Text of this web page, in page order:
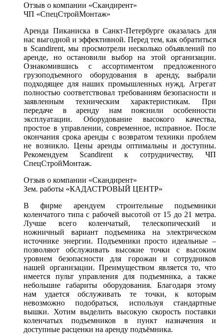
Отзыв о компании «Скандирент»
ЧП «СпецСтройМонтаж»
Аренда Пиканиска в Санкт-Петербурге оказалась для
нас выгодной и эффективной. Перед тем, как обратиться
в Scandirent, мы просмотрели несколько объявлений по
аренде, но остановили выбор на этой организации.
Ознакомившись с ассортиментом предложенного
грузоподъемного оборудования в аренду, выбрали
подходящее для наших промышленных нужд. Агрегат
полностью соответствовал требованиям безопасности и
заявленным техническим характеристикам. При
передаче в аренду нам пояснили особенности
эксплуатации. Оборудование высокого качества,
простое в управлении, современное, исправное. После
окончания срока аренды с возвратом техники проблем
не возникло. Цены аренды оптимальны и доступны.
Рекомендуем Scandirent к сотрудничеству, ЧП
СпецСтройМонтаж.
Отзыв о компании «Скандирент»
Зем. работы «КАДАСТРОВЫЙ ЦЕНТР»
В фирме арендуем строительные подъемники
коленчатого типа с рабочей высотой от 15 до 21 метра.
Лучше всего коленчатый, телескопический и
ножничный вариант подъемника на электрическом
источнике энергии. Подъемники просто идеальные –
позволяют обслуживать высокие точки с высоким
уровнем безопасности для горожан и сотрудников
нашей организации. Преимуществом является то, что
имеется пульт управления для подъемника, а также
небольшие габариты оборудования. Благодаря этому
нам удается обслуживать те точки, к которым
невозможно подобраться, используя стандартные
вышки. Хотим выделить высокую скорость поставки
коленчатых подъемников в пункт назначения и
доступные расценки на аренду подъёмника.